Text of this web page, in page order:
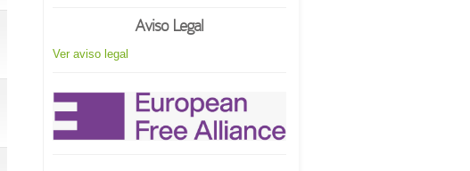
Aviso Legal
Ver aviso legal